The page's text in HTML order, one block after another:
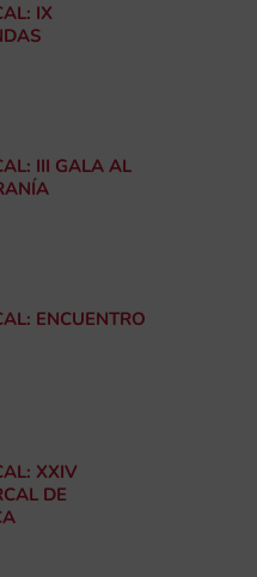
IX
III GALA AL
ENCUENTRO
XXIV
DE